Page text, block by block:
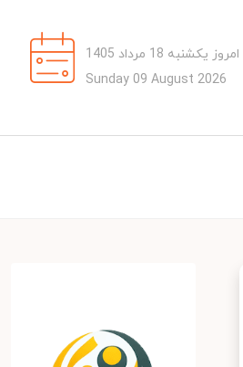
امروز یکشنبه 18 مرداد 1405
Sunday 09 August 2026